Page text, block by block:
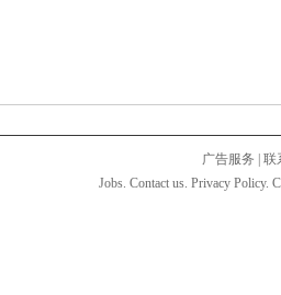
广告服务
联
Jobs. Contact us. Privacy Policy.